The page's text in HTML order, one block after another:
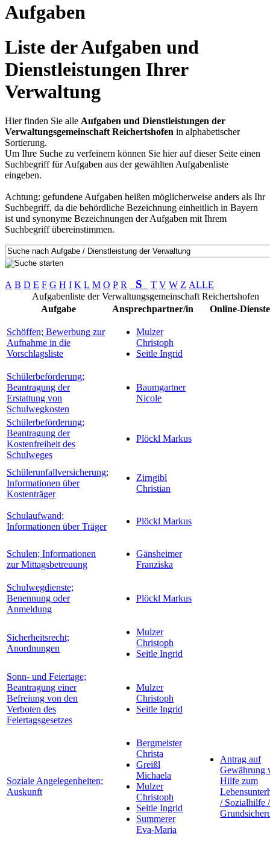
Aufgaben
Liste der Aufgaben und
Dienstleistungen Ihrer
Verwaltung
Hier finden Sie alle Aufgaben und Dienstleistungen der
Verwaltungsgemeinschaft Reichertshofen in alphabetischer
Sortierung.
Um Ihre Suche zu verfeinern können Sie hier auf dieser Seite einen
Suchbegriff für Aufgaben aus der gewählten Aufgabenliste
eingeben.
Achtung: gefundene Aufgaben heißen möglicherweise anders als Ihr
Suchbegriff, da die behördliche Bezeichnung einheitlich in Bayern
ist und synonyme Bezeichnungen der Aufgaben mit Ihrem
Suchbegriff übereinstimmen.
A B D E F G H I K L M O P R S T V W Z ALLE
Aufgabenliste der Verwaltungsgemeinschaft Reichertshofen
Aufgabe
Ansprechpartner/in Online-Dienste
Schöffen; Bewerbung zur
Aufnahme in die
Vorschlagsliste
Mulzer
Christoph
Seitle Ingrid
Schülerbeförderung;
Beantragung der
Erstattung von
Schulwegkosten
Baumgartner
Nicole
Schülerbeförderung;
Beantragung der
Kostenfreiheit des
Schulweges
Plöckl Markus
Schülerunfallversicherung;
Informationen über
Kostenträger
Zirngibl
Christian
Schulaufwand;
Informationen über Träger
Plöckl Markus
Schulen; Informationen
zur Mittagsbetreuung
Gänsheimer
Franziska
Schulwegdienste;
Benennung oder
Anmeldung
Plöckl Markus
Sicherheitsrecht;
Anordnungen
Mulzer
Christoph
Seitle Ingrid
Sonn- und Feiertage;
Beantragung einer
Befreiung von den
Verboten des
Feiertagsgesetzes
Mulzer
Christoph
Seitle Ingrid
Soziale Angelegenheiten;
Auskunft
Bergmeister
Christa
Greißl
Michaela
Mulzer
Christoph
Seitle Ingrid
Summerer
Eva-Maria
Antrag auf
Gewährung
Hilfe zum
/ Sozialhilfe /